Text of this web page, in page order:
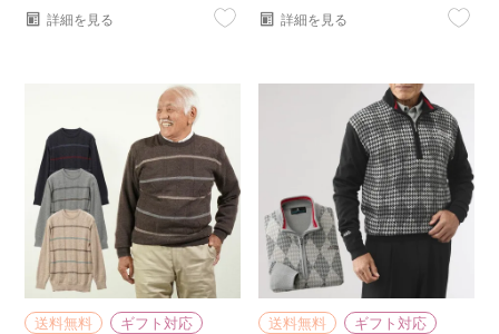
詳細を見る 詳細を見る
送料無料
ギフト対応
送料無料
ギフト対応